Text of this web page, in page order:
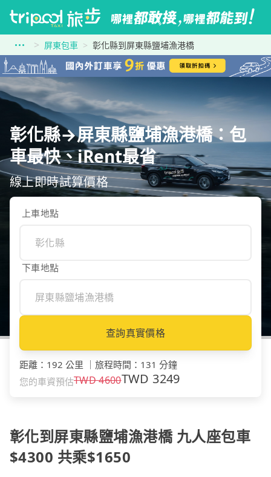
屏東包車 彰化縣到屏東縣鹽埔漁港橋
彰化縣→屏東縣鹽埔漁港橋：包
車最快、iRent最省
線上即時試算價格
上車地點
下車地點
查詢真實價格
距離 ： 192 公里 旅程時間 ： 131 分鐘
您的車資預估TWD4600TWD 3249
彰化到屏東縣鹽埔漁港橋 九人座包車
$4300 共乘$1650